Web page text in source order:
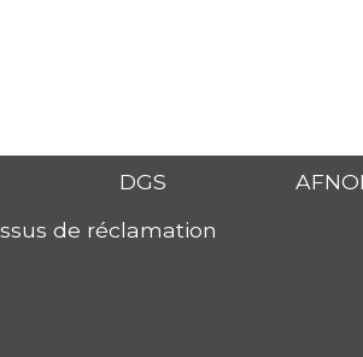
DGS
de réclamation